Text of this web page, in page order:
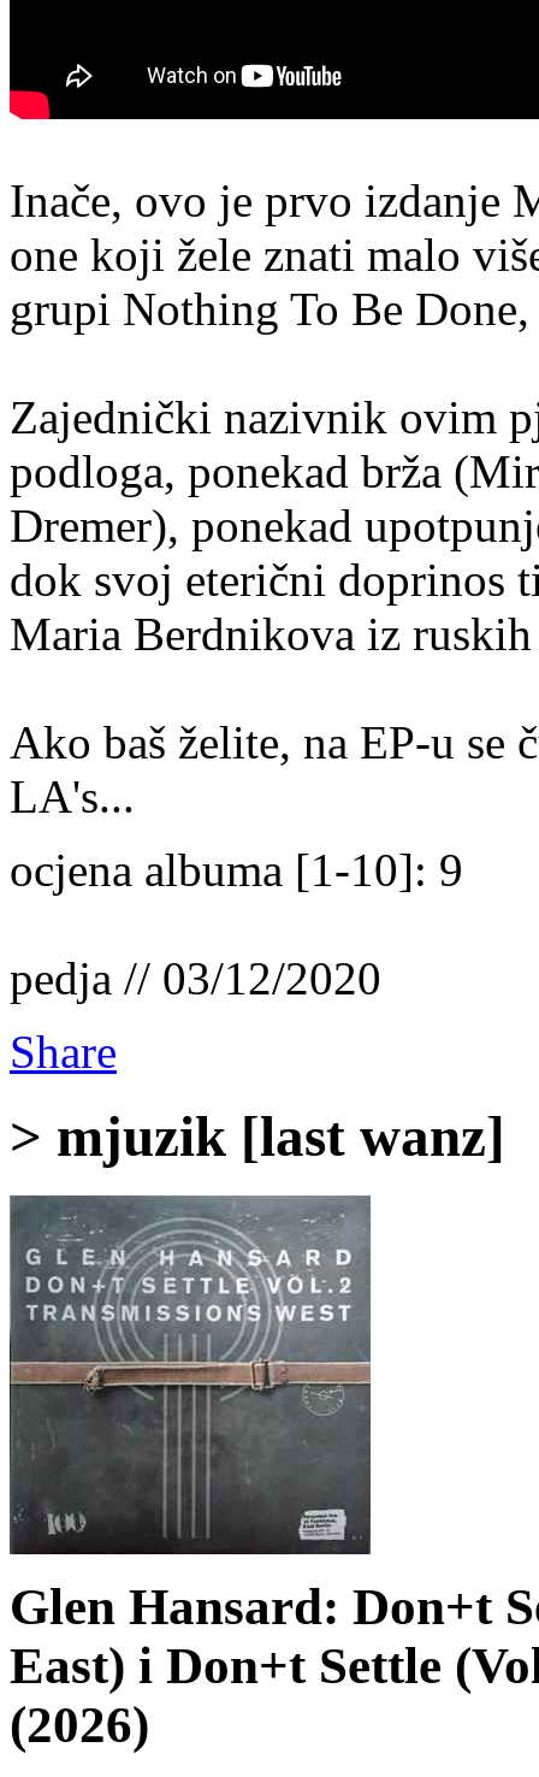
Inače, ovo je prvo izdanje
one koji žele znati malo
grupi Nothing To Be
Zajednički nazivnik ovim
podloga, ponekad brža
Dremer), ponekad
dok svoj eterični doprinos
Maria Berdnikova iz
Ako baš želite, na EP-u se
LA's...
ocjena albuma [1-10]: 9
pedja // 03/12/2020
Share
> mjuzik [last wanz]
Glen Hansard: Don+t
East) i Don+t Settle
(2026)